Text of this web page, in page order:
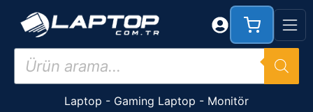
Products
search
Laptop - Gaming Laptop - Monitör